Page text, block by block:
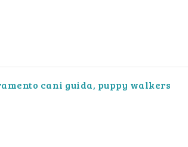
cani guida, puppy walkers